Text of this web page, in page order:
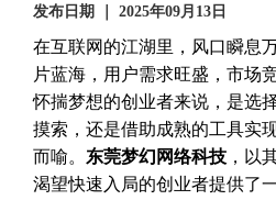
发布日期 ｜ 2025年09月13日
在互联网的江湖里，风口瞬息
片蓝海，用户需求旺盛，市场
怀揣梦想的创业者来说，是选
摸索，还是借助成熟的工具实
而喻。 东莞梦幻网络科技 ，以
渴望快速入局的创业者提供了